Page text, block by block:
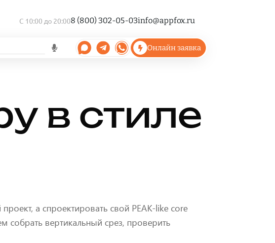
С 10:00 до 20:008 (800) 302-05-03info@appfox.ru
Онлайн заявка
в стиле
а спроектировать свой PEAK-like core
собрать вертикальный срез, проверить